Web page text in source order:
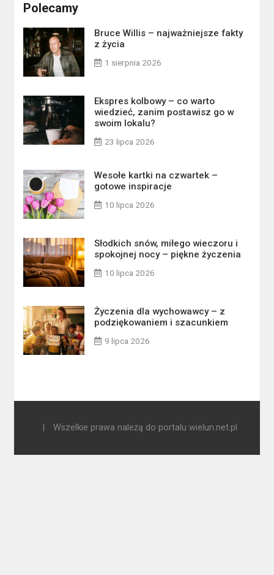
Polecamy
Bruce Willis – najważniejsze fakty
z życia
1 sierpnia 2026
Ekspres kolbowy – co warto
wiedzieć, zanim postawisz go w
swoim lokalu?
23 lipca 2026
Wesołe kartki na czwartek –
gotowe inspiracje
10 lipca 2026
Słodkich snów, miłego wieczoru i
spokojnej nocy – piękne życzenia
10 lipca 2026
Życzenia dla wychowawcy – z
podziękowaniem i szacunkiem
9 lipca 2026
Wszelkie prawa należą do portalu wielun.net.pl